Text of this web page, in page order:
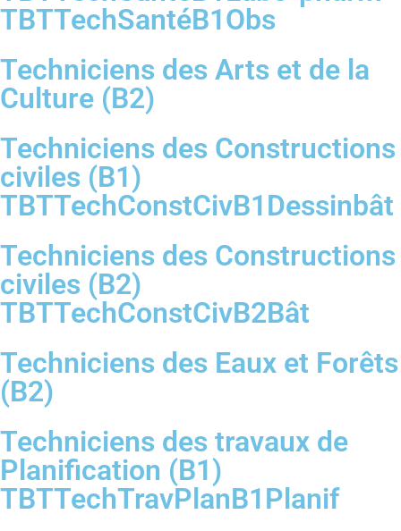
TBTTechSantéB1Obs
Techniciens des Arts et de la
Culture (B2)
Techniciens des Constructions
civiles (B1)
TBTTechConstCivB1Dessinbât
Techniciens des Constructions
civiles (B2)
TBTTechConstCivB2Bât
Techniciens des Eaux et Forêts
(B2)
Techniciens des travaux de
Planification (B1)
TBTTechTravPlanB1Planif